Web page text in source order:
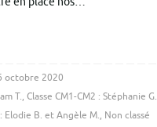
octobre 2020
T., Classe CM1-CM2 : Stéphanie G.
Elodie B. et Angèle M., Non classé